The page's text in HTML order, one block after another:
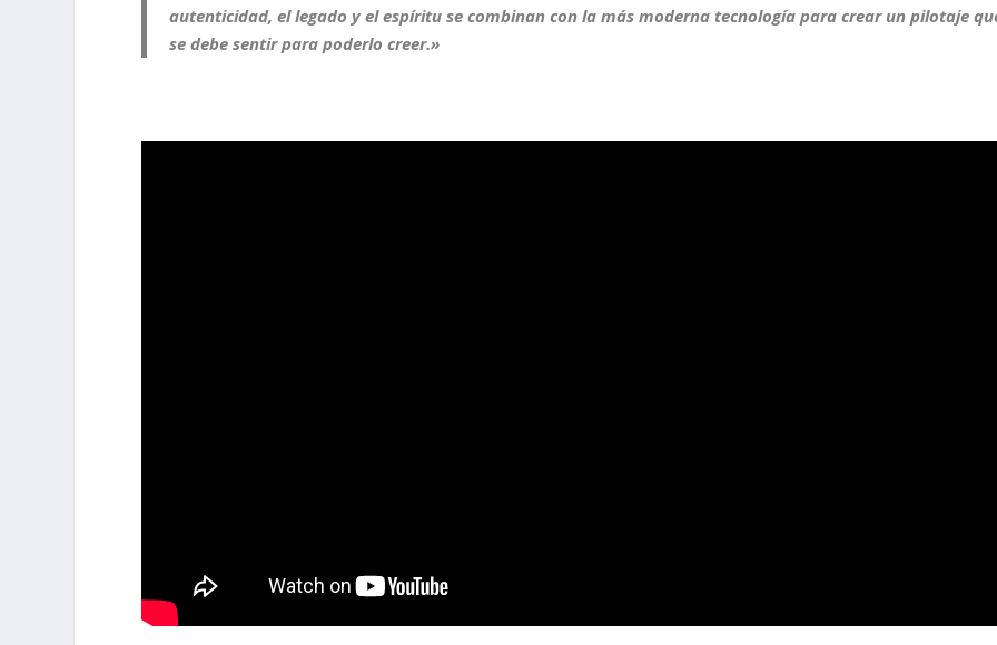
autenticidad, el legado y el espíritu se combinan con la más moderna tecnologíapara crear un pilotaje
se debe sentir para poderlo creer.»